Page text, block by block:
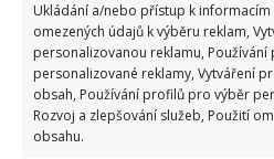
Ukládání a/nebo přístup k informacím
omezených údajů k výběru reklam,
personalizovanou reklamu, Používání
personalizované reklamy, Vytváření
obsah, Používání profilů pro výběr
Rozvoj a zlepšování služeb, Použití
obsahu.